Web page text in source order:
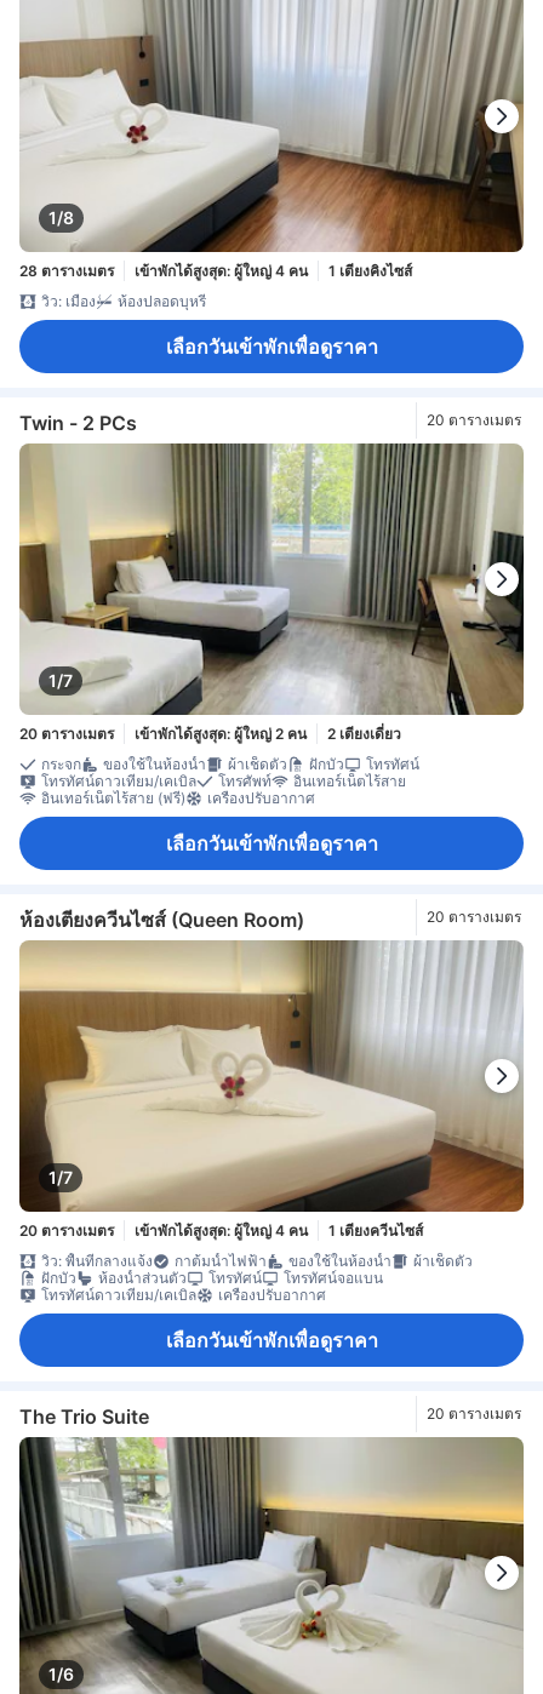
1/8
28 ตารางเมตร เข้าพักได้สูงสุด: ผู้ใหญ่ 4 คน
1 เตียงคิงไซส์
วิว: เมือง
ห้องปลอดบุหรี่
เลือกวันเข้าพักเพื่อดูราคา
Twin - 2 PCs 20 ตารางเมตร
1/7
20 ตารางเมตร เข้าพักได้สูงสุด: ผู้ใหญ่ 2 คน
2 เตียงเดี่ยว
กระจก
ของใช้ในห้องน้ำ ผ้าเช็ดตัว ฝักบัว
โทรทัศน์
โทรทัศน์ดาวเทียม/เคเบิล
โทรศัพท์
อินเทอร์เน็ตไร้สาย
อินเทอร์เน็ตไร้สาย (ฟรี)
เครื่องปรับอากาศ
เลือกวันเข้าพักเพื่อดูราคา
ห้องเตียงควีนไซส์ (Queen Room) 20 ตารางเมตร
1/7
20 ตารางเมตร เข้าพักได้สูงสุด: ผู้ใหญ่ 4 คน
1 เตียงควีนไซส์
วิว: พื้นที่กลางแจ้ง
กาต้มน้ำไฟฟ้า ของใช้ในห้องน้ำ
ผ้าเช็ดตัว
ฝักบัว
ห้องน้ำส่วนตัว โทรทัศน์
โทรทัศน์จอแบน
โทรทัศน์ดาวเทียม/เคเบิล
เครื่องปรับอากาศ
เลือกวันเข้าพักเพื่อดูราคา
The Trio Suite 20 ตารางเมตร
1/6